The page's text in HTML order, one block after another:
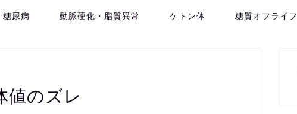
糖尿病 動脈硬化・脂質異常 ケトン体 糖質オフライフ
値のズレ